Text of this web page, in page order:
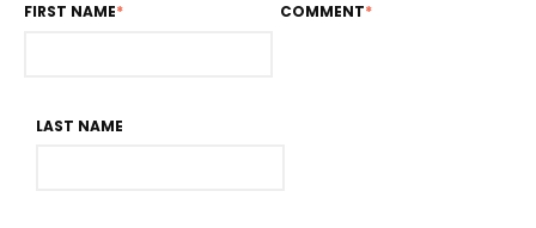
FIRST NAME*
LAST NAME
COMMENT*